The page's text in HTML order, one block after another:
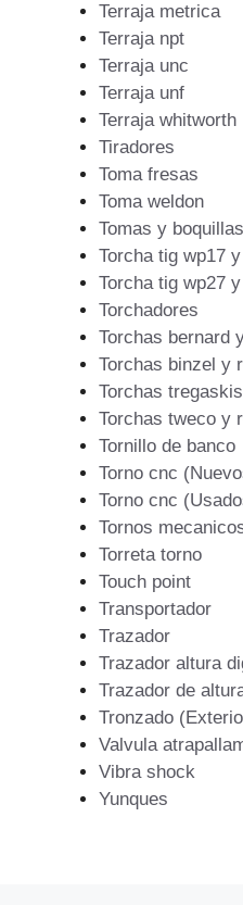
Terraja metrica
Terraja npt
Terraja unc
Terraja unf
Terraja whitworth
Tiradores
Toma fresas
Toma weldon
Tomas y boquillas
Torcha tig wp17
Torcha tig wp27
Torchadores
Torchas bernard
Torchas binzel y
Torchas
Torchas tweco y
Tornillo de banco
Torno cnc
Torno cnc
Tornos
Torreta torno
Touch point
Transportador
Trazador
Trazador altura
Trazador de
Tronzado
Valvula
Vibra shock
Yunques